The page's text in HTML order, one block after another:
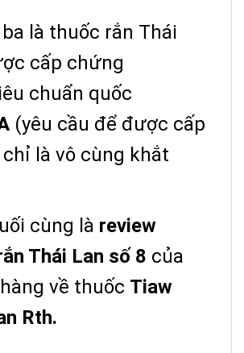
là thuốc rắn Thái
cấp chứng
chuẩn quốc
(yêu cầu để được cấp
là vô cùng khắt
cùng là review
Thái Lan số 8 của
về thuốc Tiaw
Rth.